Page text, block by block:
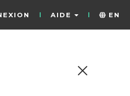
AIDE EN